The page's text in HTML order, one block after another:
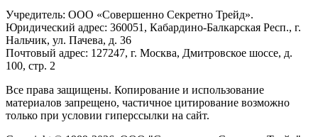
Учредитель: ООО «Совершенно Секретно Трейд».
Юридический адрес: 360051, Кабардино-Балкарская Респ., г.
Нальчик, ул. Пачева, д. 36
Почтовый адрес: 127247, г. Москва, Дмитровское шоссе, д.
100, стр. 2
Все права защищены. Копирование и использование
материалов запрещено, частичное цитирование возможно
только при условии гиперссылки на сайт.